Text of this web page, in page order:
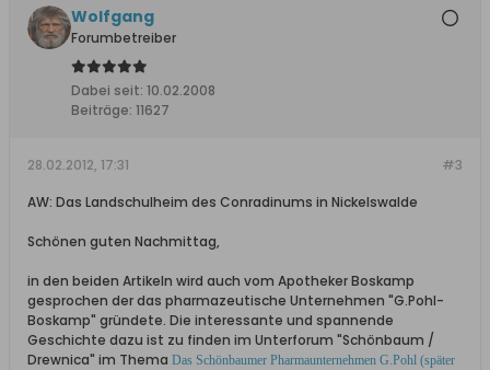
Wolfgang
Forumbetreiber
Dabei seit: 10.02.2008
Beiträge: 11627
#3
28.02.2012, 17:31
AW: Das Landschulheim des Conradinums in Nickelswalde
Schönen guten Nachmittag,
in den beiden Artikeln wird auch vom Apotheker Boskamp
gesprochen der das pharmazeutische Unternehmen "G.Pohl-
Boskamp" gründete. Die interessante und spannende
Geschichte dazu ist zu finden im Unterforum "Schönbaum /
Drewnica" im Thema Das Schönbaumer Pharmaunternehmen G.Pohl (später